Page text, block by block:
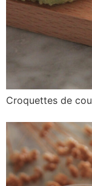
Croquettes de